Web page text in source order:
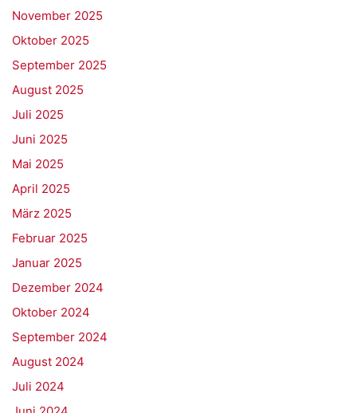
November 2025
Oktober 2025
September 2025
August 2025
Juli 2025
Juni 2025
Mai 2025
April 2025
März 2025
Februar 2025
Januar 2025
Dezember 2024
Oktober 2024
September 2024
August 2024
Juli 2024